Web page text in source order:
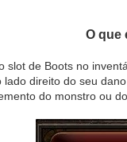
O que
slot de Boots no
direito do seu
do monstro ou